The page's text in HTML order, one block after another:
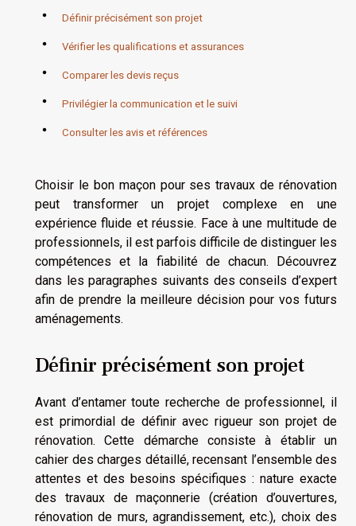
Définir précisément son projet
Vérifier les qualifications et assurances
Comparer les devis reçus
Privilégier la communication et le suivi
Consulter les avis et références
Choisir le bon maçon pour ses travaux de rénovation
peut transformer un projet complexe en une
expérience fluide et réussie. Face à une multitude de
professionnels, il est parfois difficile de distinguer les
compétences et la fiabilité de chacun. Découvrez
dans les paragraphes suivants des conseils d’expert
afin de prendre la meilleure décision pour vos futurs
aménagements.
Définir précisément son projet
Avant d’entamer toute recherche de professionnel, il
est primordial de définir avec rigueur son projet de
rénovation. Cette démarche consiste à établir un
cahier des charges détaillé, recensant l’ensemble des
attentes et des besoins spécifiques : nature exacte
des travaux de maçonnerie (création d’ouvertures,
rénovation de murs, agrandissement, etc.), choix des